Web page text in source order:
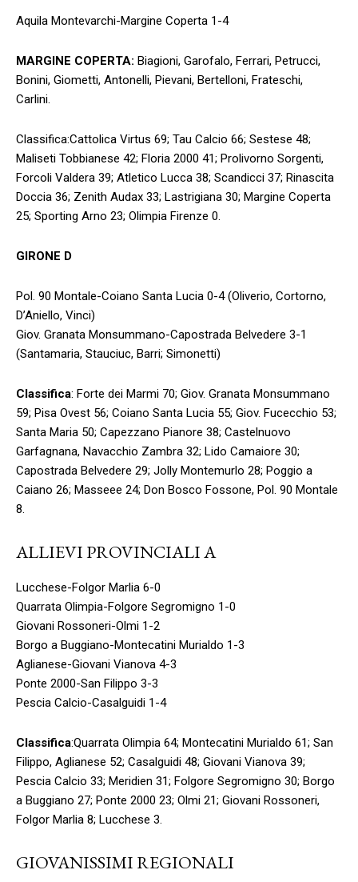
Aquila Montevarchi-Margine Coperta 1-4
MARGINE COPERTA: Biagioni, Garofalo, Ferrari, Petrucci,
Bonini, Giometti, Antonelli, Pievani, Bertelloni, Frateschi,
Carlini.
Classifica:Cattolica Virtus 69; Tau Calcio 66; Sestese 48;
Maliseti Tobbianese 42; Floria 2000 41; Prolivorno Sorgenti,
Forcoli Valdera 39; Atletico Lucca 38; Scandicci 37; Rinascita
Doccia 36; Zenith Audax 33; Lastrigiana 30; Margine Coperta
25; Sporting Arno 23; Olimpia Firenze 0.
GIRONE D
Pol. 90 Montale-Coiano Santa Lucia 0-4 (Oliverio, Cortorno,
D’Aniello, Vinci)
Giov. Granata Monsummano-Capostrada Belvedere 3-1
(Santamaria, Stauciuc, Barri; Simonetti)
Classifica: Forte dei Marmi 70; Giov. Granata Monsummano
59; Pisa Ovest 56; Coiano Santa Lucia 55; Giov. Fucecchio 53;
Santa Maria 50; Capezzano Pianore 38; Castelnuovo
Garfagnana, Navacchio Zambra 32; Lido Camaiore 30;
Capostrada Belvedere 29; Jolly Montemurlo 28; Poggio a
Caiano 26; Masseee 24; Don Bosco Fossone, Pol. 90 Montale
8.
ALLIEVI PROVINCIALI A
Lucchese-Folgor Marlia 6-0
Quarrata Olimpia-Folgore Segromigno 1-0
Giovani Rossoneri-Olmi 1-2
Borgo a Buggiano-Montecatini Murialdo 1-3
Aglianese-Giovani Vianova 4-3
Ponte 2000-San Filippo 3-3
Pescia Calcio-Casalguidi 1-4
Classifica:Quarrata Olimpia 64; Montecatini Murialdo 61; San
Filippo, Aglianese 52; Casalguidi 48; Giovani Vianova 39;
Pescia Calcio 33; Meridien 31; Folgore Segromigno 30; Borgo
a Buggiano 27; Ponte 2000 23; Olmi 21; Giovani Rossoneri,
Folgor Marlia 8; Lucchese 3.
GIOVANISSIMI REGIONALI